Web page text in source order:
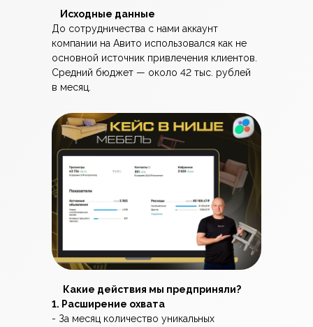
Какие действия мы предприняли?
1. Расширение охвата
- За месяц количество уникальных
Исходные данные
До сотрудничества с нами аккаунт
компании на Авито использовался как не
основной источник привлечения клиентов.
Средний бюджет — около 42 тыс. рублей
в месяц.